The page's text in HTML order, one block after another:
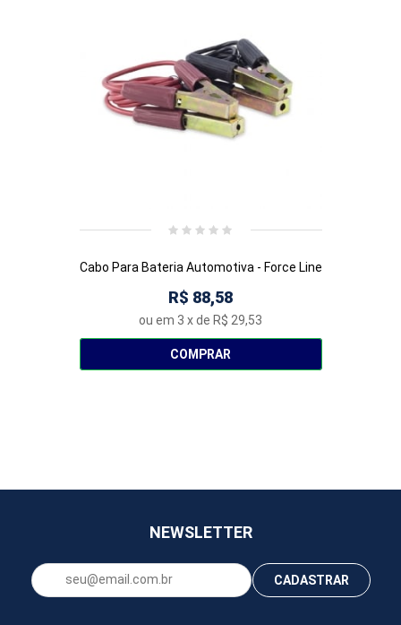
Cabo Para Bateria Automotiva - Force Line
R$ 88,58
ou em 3 x de R$ 29,53
COMPRAR
NEWSLETTER
CADASTRAR